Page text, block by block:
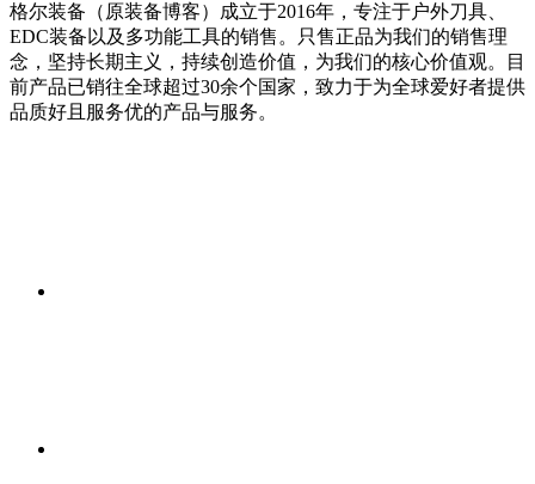
格尔装备（原装备博客）成立于2016年，专注于户外刀具、
EDC装备以及多功能工具的销售。只售正品为我们的销售理
念，坚持长期主义，持续创造价值，为我们的核心价值观。目
前产品已销往全球超过30余个国家，致力于为全球爱好者提供
品质好且服务优的产品与服务。